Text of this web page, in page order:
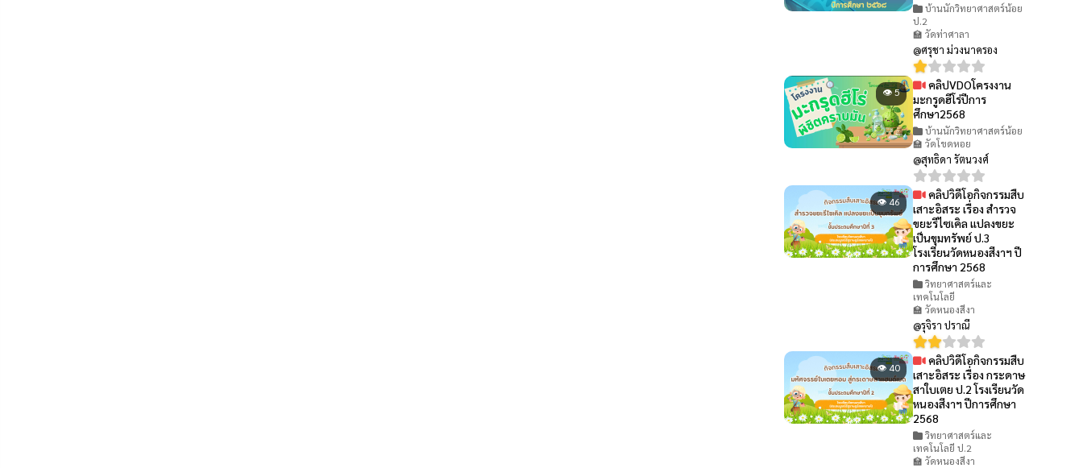
บ้านนักวิทยาศาสตร์น้อย
ป.2
🏫 วัดท่าศาลา
@ศรุชา ม่วงนาครอง
👁 5
คลิปVDOโครงงาน
มะกรูดฮีโร่ปีการ
ศึกษา2568
บ้านนักวิทยาศาสตร์น้อย
🏫 วัดโขดหอย
@สุทธิดา รัตนวงศ์
👁 46
คลิปวิดีโอกิจกรรมสืบ
เสาะอิสระ เรื่อง สำรวจ
ขยะรีไซเคิล แปลงขยะ
เป็นขุมทรัพย์ ป.3
โรงเรียนวัดหนองสีงาฯ ปี
การศึกษา 2568
วิทยาศาสตร์และ
เทคโนโลยี
🏫 วัดหนองสีงา
@รุจิรา ปราณี
👁 40
คลิปวิดีโอกิจกรรมสืบ
เสาะอิสระ เรื่อง กระดาษ
สาใบเตย ป.2 โรงเรียนวัด
หนองสีงาฯ ปีการศึกษา
2568
วิทยาศาสตร์และ
เทคโนโลยี ป.2
🏫 วัดหนองสีงา